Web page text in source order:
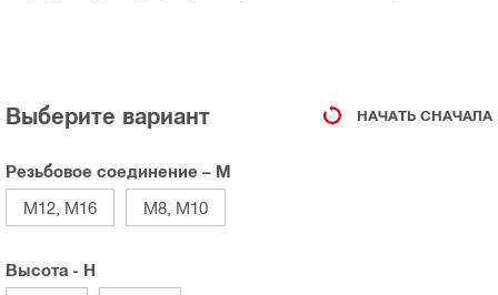
Выберите вариант НАЧАТЬ СНАЧАЛА
Резьбовое соединение – M
M12, M16
M8, M10
Высота - Н